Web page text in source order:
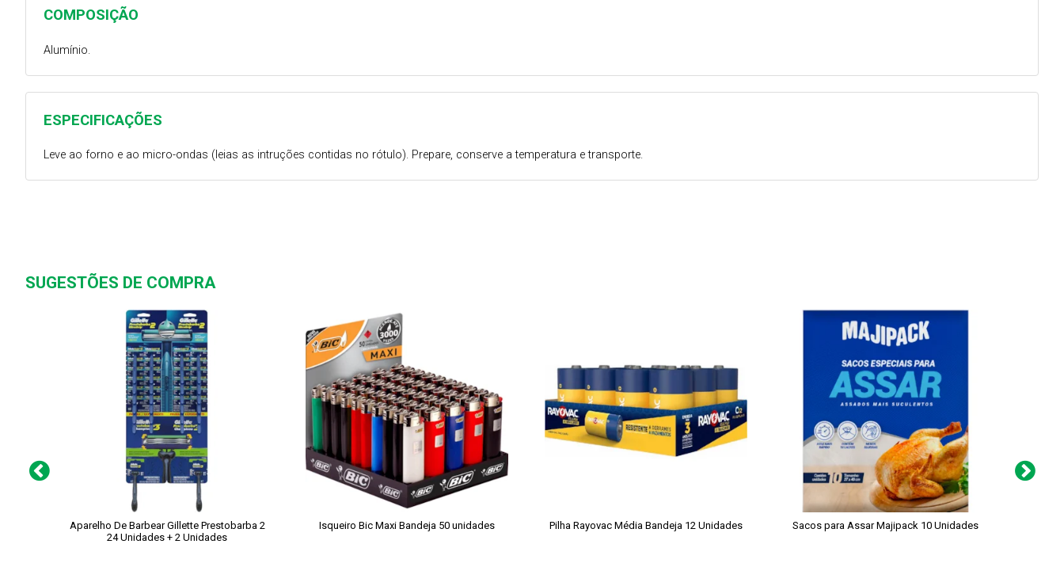
ESPECIFICAÇÕES
Leve ao forno e ao micro-ondas (leias as intruções contidas no rótulo). Prepare, conserve a temperatura e transporte.
COMPOSIÇÃO
Alumínio.
SUGESTÕES DE COMPRA
Aparelho De Barbear Gillette Prestobarba 2
24 Unidades + 2 Unidades
Isqueiro Bic Maxi Bandeja 50 unidades Pilha Rayovac Média Bandeja 12 Unidades Sacos para Assar Majipack 10 Unidades